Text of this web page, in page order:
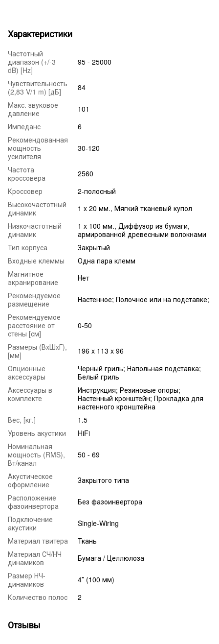
Характеристики
Частотный
диапазон (+/-3
dB) [Hz]
95 - 25000
Чувствительность
(2,83 V/1 m) [дБ]
84
Макс. звуковое
давление
101
Импеданс
6
Рекомендованная
мощность
усилителя
30-120
Частота
кроссовера
2560
Кроссовер
2-полосный
Высокочастотный
динамик
1 x 20 мм., Мягкий тканевый купол
Низкочастотный
динамик
1 x 100 мм., Диффузор из бумаги,
армированной древесными волокнами
Тип корпуса
Закрытый
Входные клеммы
Одна пара клемм
Магнитное
экранирование
Нет
Рекомендуемое
размещение
Настенное; Полочное или на подставке;
Рекомендуемое
расстояние от
стены [см]
0-50
Размеры (ВxШxГ),
[мм]
196 x 113 x 96
Опционные
аксессуары
Черный гриль; Напольная подставка;
Белый гриль
Аксессуары в
комплекте
Инструкция; Резиновые опоры;
Настенный кронштейн; Прокладка для
настенного кронштейна
Вес, [кг.]
1.5
Уровень акустики
HiFi
Номинальная
мощность (RMS),
Вт/канал
50 - 69
Акустическое
оформление
Закрытого типа
Расположение
фазоинвертора
Без фазоинвертора
Подключение
акустики
Single-Wiring
Материал твитера
Ткань
Материал СЧ/НЧ
динамиков
Бумага / Целлюлоза
Размер НЧ-
динамиков
4″ (100 мм)
Количество полос
2
Отзывы